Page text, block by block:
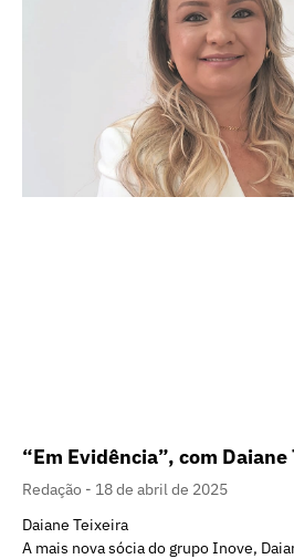
“Em Evidência”, com
Redação
18 de abril de 2025
Daiane Teixeira
A mais nova sócia do grupo Inove,